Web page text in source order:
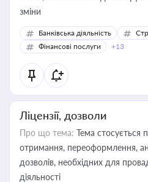
зміни
Банківська діяльність
Фінансові послуги
+13
Ліцензії, дозволи
Про що тема: Тема стосується
отримання, переоформлення,
дозволів, необхідних для
діяльності